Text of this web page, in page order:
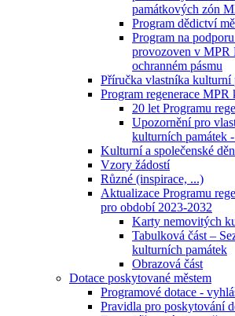
památkových zón
Program dědictví
Program na
provozoven v MPR
ochranném pásmu
Příručka vlastníka kulturní
Program regenerace MPR
20 let Programu
Upozornění pro
kulturních památek
Kulturní a společenské
Vzory žádostí
Různé (inspirace, ...)
Aktualizace Programu
pro období 2023-2032
Karty nemovitých
Tabulková část –
kulturních památek
Obrazová část
Dotace poskytované městem
Programové dotace -
Pravidla pro poskytování